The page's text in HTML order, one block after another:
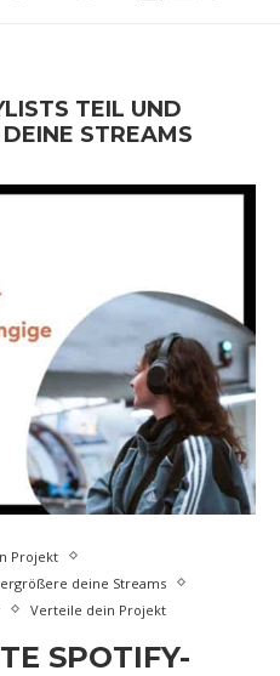
TEIL UND
STREAMS
Projekt
deine Streams
Verteile dein Projekt
SPOTIFY-